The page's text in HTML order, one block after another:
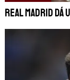
Real Madrid dá